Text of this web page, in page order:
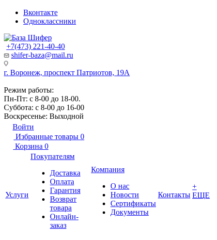
Вконтакте
Одноклассники
+7(473) 221-40-40
shifer-baza@mail.ru
г. Воронеж, проспект Патриотов, 19А
Режим работы:
Пн-Пт: с 8-00 до 18-00.
Суббота: с 8-00 до 16-00
Воскресенье: Выходной
Войти
Избранные товары 0
Корзина 0
Услуги
Покупателям
Доставка
Оплата
Гарантия
Возврат
товара
Онлайн-
заказ
Компания
О нас
Новости
Сертификаты
Документы
Контакты
+
ЕЩЕ